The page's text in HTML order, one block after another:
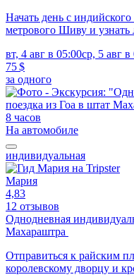
Начать день с индийского
метрового Шиву и
вт, 4 авг в 05:00ср, 5 авг в
75 $
за одного
8 часов
На автомобиле
индивидуальная
Мария
4,83
12 отзывов
Однодневная
Махараштра
Отправиться к райским
королевскому дворцу и